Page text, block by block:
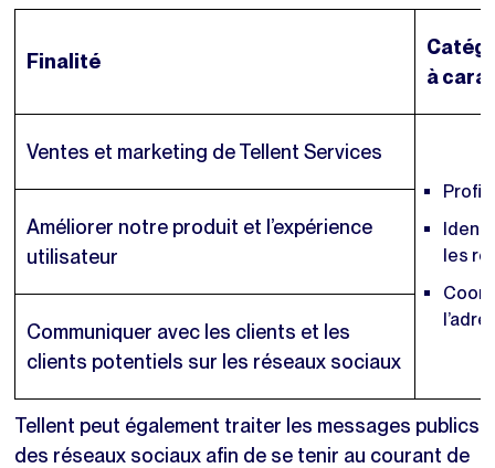
Finalité
à
Ventes et marketing de Tellent Services
Profil
les
Améliorer notre produit et l’expérience
utilisateur
Communiquer avec les clients et les
clients potentiels sur les réseaux sociaux
Tellent peut également traiter les messages publics
des réseaux sociaux afin de se tenir au courant de